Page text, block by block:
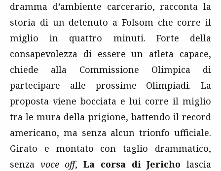
dramma d’ambiente carcerario, racconta la
storia di un detenuto a Folsom che corre il
miglio in quattro minuti. Forte della
consapevolezza di essere un atleta capace,
chiede alla Commissione Olimpica di
partecipare alle prossime Olimpiadi. La
proposta viene bocciata e lui corre il miglio
tra le mura della prigione, battendo il record
americano, ma senza alcun trionfo ufficiale.
Girato e montato con taglio drammatico,
senza voce off,La corsa di Jericho lascia